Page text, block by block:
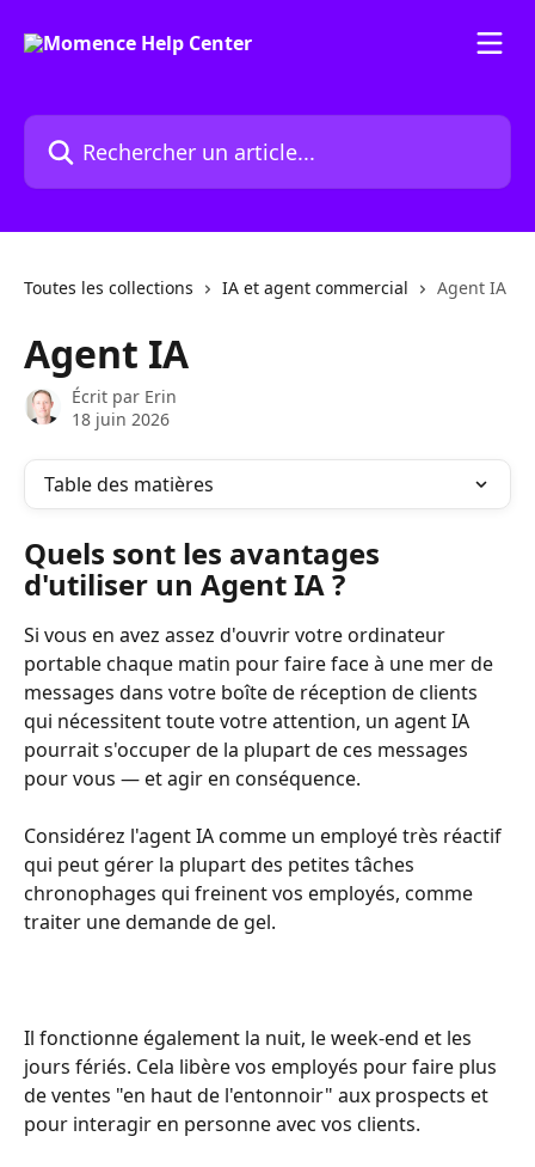
Rechercher un article...
Toutes les collections IA et agent commercial Agent IA
Agent IA
Écrit par Erin
18 juin 2026
Table des matières
Quels sont les avantages
d'utiliser un Agent IA ?
Si vous en avez assez d'ouvrir votre ordinateur
portable chaque matin pour faire face à une mer de
messages dans votre boîte de réception de clients
qui nécessitent toute votre attention, un agent IA
pourrait s'occuper de la plupart de ces messages
pour vous — et agir en conséquence.
Considérez l'agent IA comme un employé très réactif
qui peut gérer la plupart des petites tâches
chronophages qui freinent vos employés, comme
traiter une demande de gel.
Il fonctionne également la nuit, le week-end et les
jours fériés. Cela libère vos employés pour faire plus
de ventes "en haut de l'entonnoir" aux prospects et
pour interagir en personne avec vos clients.